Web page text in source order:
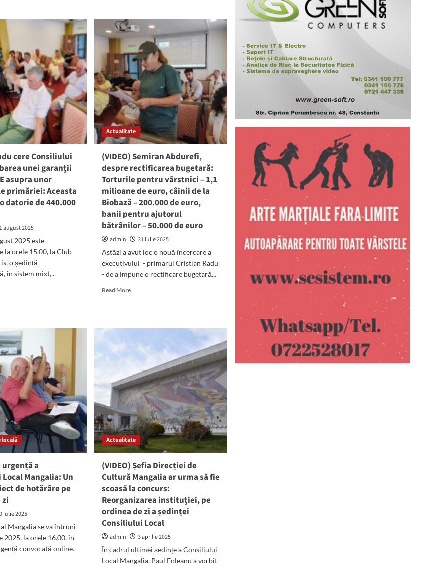
Veste
bună
locuitorii
din
Pecineaga:
S-
a
făcut
primul
pas
pentru
înființarea
rețelei
gaze
naturale.
Marian
Makkai:
„Sperăm
ca
până
la
sfârșitul
viitor
să
începem
cere Consiliului
unei garanții
asupra unor
primăriei: Aceasta
datorie de 440.000
august 2025
2025 este
la orele 15.00, la Club
o ședință
în sistem mixt,...
Actualitate
(VIDEO) Semiran Abdurefi,
despre rectificarea bugetară:
Torturile pentru vârstnici – 1,1
milioane de euro, câinii de la
Biobază – 200.000 de euro,
banii pentru ajutorul
bătrânilor – 50.000 de euro
admin
31 iulie 2025
Astăzi a avut loc o nouă încercare a
executivului - primarul Cristian Radu
- de a impune o rectificare bugetară...
Read MoreRead
Semiran
despre
bugetară:
Torturile
pentru
vârstnici
–
1,1
milioane
de
euro,
câinii
la
Biobază
–
200.000
de
euro,
banii
pentru
bătrânilor
–
locală
urgență a
Mangalia: Un
de hotărâre pe
zi
iulie 2025
Mangalia se va întruni
2025, la orele 16.00, în
convocată online.
Actualitate
(VIDEO) Șefia Direcției de
Cultură Mangalia ar urma să fie
scoasă la concurs:
Reorganizarea instituției, pe
ordinea de zi a ședinței
Consiliului Local
admin
3 aprilie 2025
În cadrul ultimei ședințe a Consiliului
Local Mangalia, Paul Foleanu a vorbit